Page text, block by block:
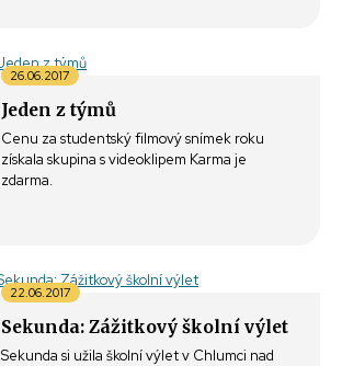
Jeden z týmů
26.06.2017
Cenu za studentský filmový snímek roku
získala skupina s videoklipem Karma je
zdarma.
Sekunda: Zážitkový školní výlet
22.06.2017
Sekunda si užila školní výlet v Chlumci nad